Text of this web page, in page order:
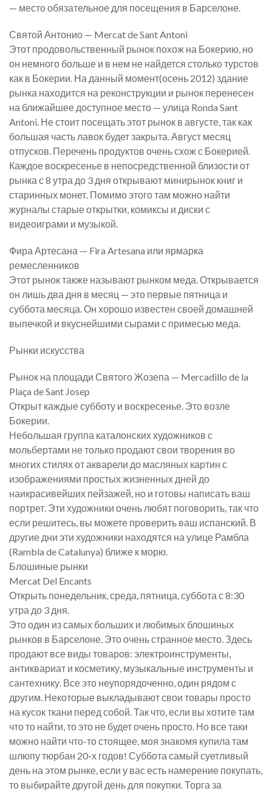
— место обязательное для посещения в Барселоне.
Святой Антонио — Mercat de Sant Antoni
Этот продовольственный рынок похож на Бокерию, но
он немного больше и в нем не найдется столько турстов
как в Бокерии. На данный момент(осень 2012) здание
рынка находится на реконструкции и рынок перенесен
на ближайшее доступное место — улица Ronda Sant
Antoni. Не стоит посещать этот рынок в августе, так как
большая часть лавок будет закрыта. Август месяц
отпусков. Перечень продуктов очень схож с Бокерией.
Каждое воскресенье в непосредственной близости от
рынка с 8 утра до 3 дня открывают минирынок книг и
старинных монет. Помимо этого там можно найти
журналы старые открытки, комиксы и диски с
видеоиграми и музыкой.
Фира Артесана — Fira Artesana или ярмарка
ремесленников
Этот рынок также называют рынком меда. Открывается
он лишь два дня в месяц — это первые пятница и
суббота месяца. Он хорошо известен своей домашней
выпечкой и вкуснейшими сырами с примесью меда.
Рынки искусства
Рынок на площади Святого Жозепа — Mercadillo de la
Plaça de Sant Josep
Открыт каждые субботу и воскресенье. Это возле
Бокерии.
Небольшая группа каталонских художников с
мольбертами не только продают свои творения во
многих стилях от акварели до масляных картин с
изображениями простых жизненных дней до
наикрасивейших пейзажей, но и готовы написать ваш
портрет. Эти художники очень любят поговорить, так что
если решитесь, вы можете проверить ваш испанский. В
другие дни эти художники находятся на улице Рамбла
(Rambla de Catalunya) ближе к морю.
Блошиные рынки
Mercat Del Encants
Открыть понедельник, среда, пятница, суббота с 8:30
утра до 3 дня.
Это один из самых больших и любимых блошиных
рынков в Барселоне. Это очень странное место. Здесь
продают все виды товаров: электроинструменты,
антиквариат и косметику, музыкальные инструменты и
сантехнику. Все это неупорядоченно, один рядом с
другим. Некоторые выкладывают свои товары просто
на кусок ткани перед собой. Так что, если вы хотите там
что то найти, то это не будет очень просто. Но все таки
можно найти что-то стоящее, моя знакомя купила там
шлюпу тюрбан 20-х годов! Суббота самый суетливый
день на этом рынке, если у вас есть намерение покупать,
то выбирайте другой день для покупки. Торга за